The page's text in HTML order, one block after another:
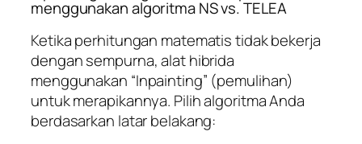
menggunakan algoritma NS vs. TELEA
Ketika perhitungan matematis tidak bekerja
dengan sempurna, alat hibrida
menggunakan “Inpainting” (pemulihan)
untuk merapikannya. Pilih algoritma Anda
berdasarkan latar belakang: